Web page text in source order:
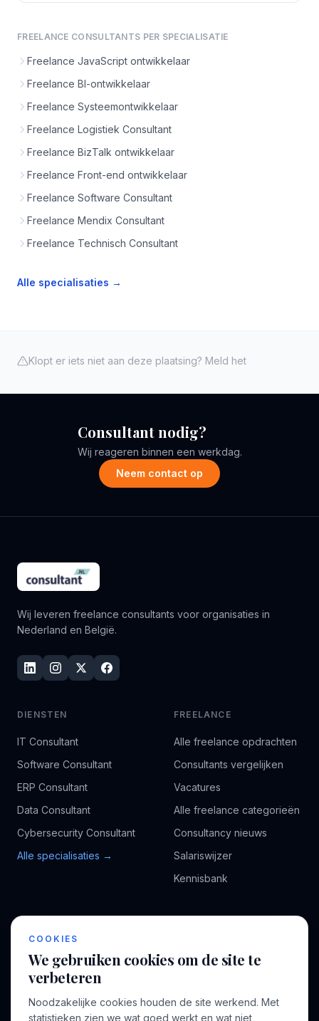
FREELANCE CONSULTANTS PER SPECIALISATIE
Freelance JavaScript ontwikkelaar
Freelance BI-ontwikkelaar
Freelance Systeemontwikkelaar
Freelance Logistiek Consultant
Freelance BizTalk ontwikkelaar
Freelance Front-end ontwikkelaar
Freelance Software Consultant
Freelance Mendix Consultant
Freelance Technisch Consultant
Alle specialisaties →
Klopt er iets niet aan deze plaatsing? Meld het
Consultant nodig?
Wij reageren binnen een werkdag.
Neem contact op
Wij leveren freelance consultants voor organisaties in
Nederland en België.
DIENSTEN
IT Consultant
Software Consultant
ERP Consultant
Data Consultant
Cybersecurity Consultant
Alle specialisaties →
FREELANCE
Alle freelance opdrachten
Consultants vergelijken
Vacatures
Alle freelance categorieën
Consultancy nieuws
Salariswijzer
Kennisbank
BEDRIJF
Bedrijven
Blog
VOOR CONSULTANTS
Inloggen
COOKIES
We gebruiken cookies om de site te
verbeteren
Noodzakelijke cookies houden de site werkend. Met
statistieken zien we wat goed werkt en wat niet,